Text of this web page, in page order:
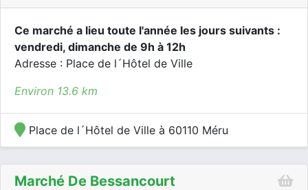
Ce marché a lieu toute l'année les jours suivants :
vendredi, dimanche de 9h à 12h
Adresse : Place de l´Hôtel de Ville
Environ 13.6 km
Place de l´Hôtel de Ville à 60110 Méru
Marché De Bessancourt